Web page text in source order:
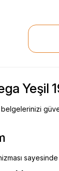
Yeşil
, belgelerinizi